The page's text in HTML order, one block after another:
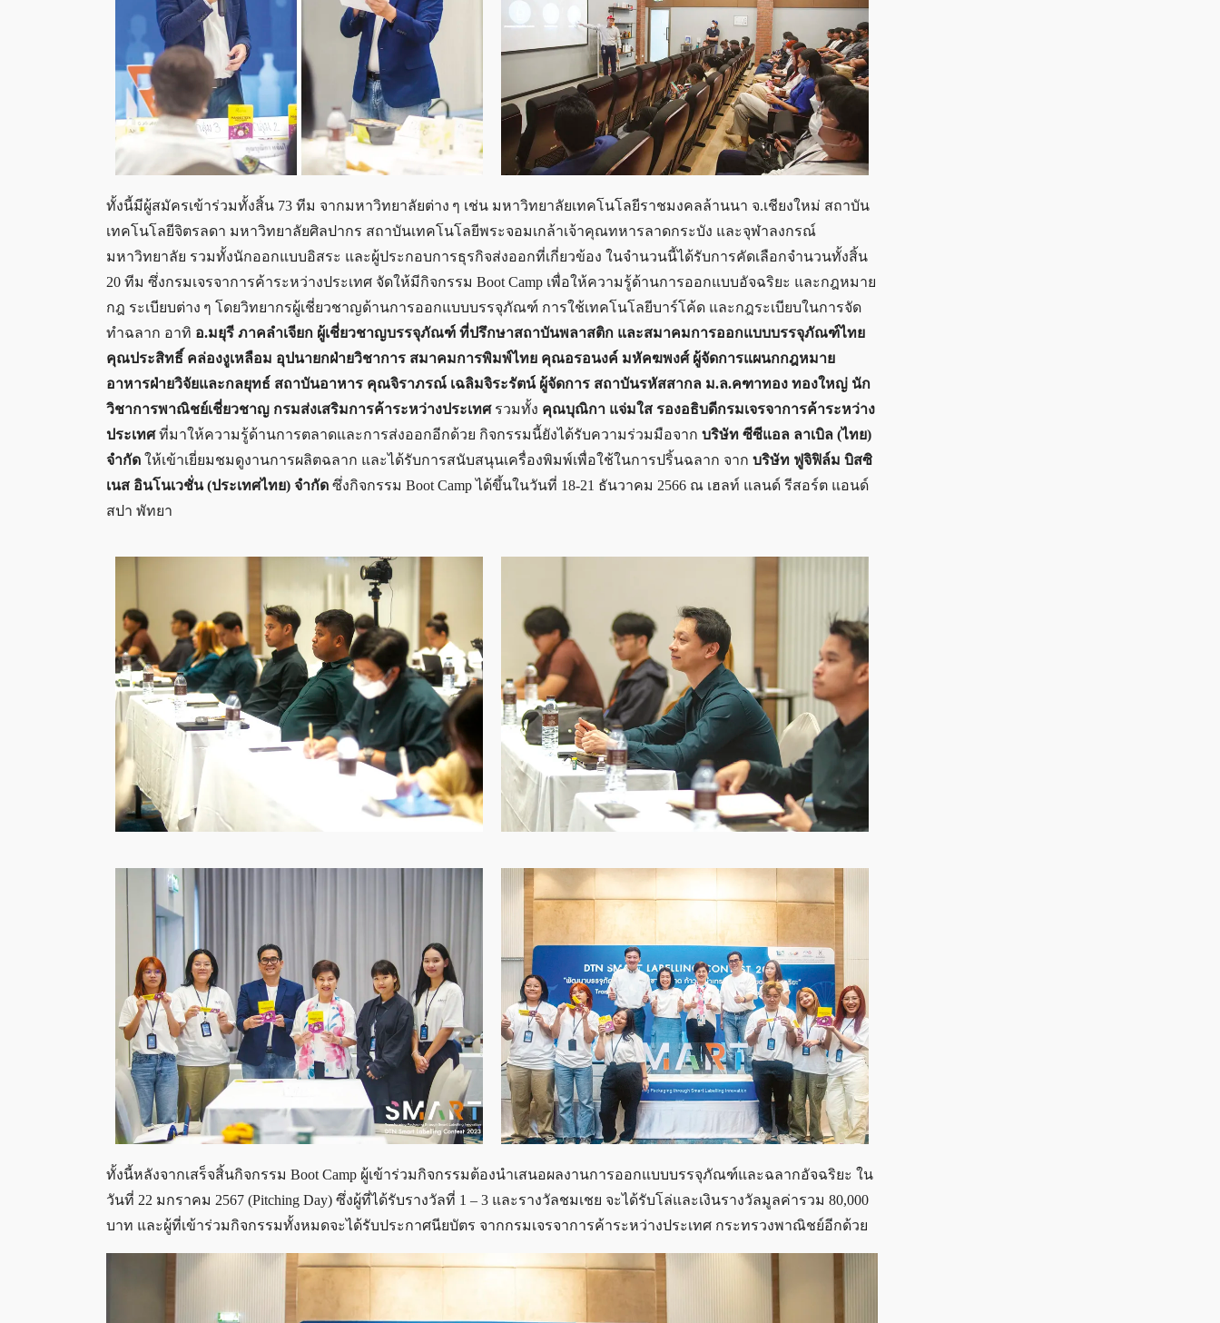
ทั้งนี้มีผู้สมัครเข้าร่วมทั้งสิ้น 73 ทีม จากมหาวิทยาลัยต่าง ๆ เช่น มหาวิทยาลัยเทคโนโลยีราชมงคลล้านนา จ.เชียงใหม่ สถาบัน
เทคโนโลยีจิตรลดา มหาวิทยาลัยศิลปากร สถาบันเทคโนโลยีพระจอมเกล้าเจ้าคุณทหารลาดกระบัง และจุฬาลงกรณ์
มหาวิทยาลัย รวมทั้งนักออกแบบอิสระ และผู้ประกอบการธุรกิจส่งออกที่เกี่ยวข้อง ในจำนวนนี้ได้รับการคัดเลือกจำนวนทั้งสิ้น
20 ทีม ซึ่งกรมเจรจาการค้าระหว่างประเทศ จัดให้มีกิจกรรม Boot Camp เพื่อให้ความรู้ด้านการออกแบบอัจฉริยะ และกฎหมาย
กฎ ระเบียบต่าง ๆ โดยวิทยากรผู้เชี่ยวชาญด้านการออกแบบบรรจุภัณฑ์ การใช้เทคโนโลยีบาร์โค้ด และกฎระเบียบในการจัด
ทำฉลาก อาทิ อ.มยุรี ภาคลำเจียก ผู้เชี่ยวชาญบรรจุภัณฑ์ ที่ปรึกษาสถาบันพลาสติก และสมาคมการออกแบบบรรจุภัณฑ์ไทย
คุณประสิทธิ์ คล่องงูเหลือม อุปนายกฝ่ายวิชาการ สมาคมการพิมพ์ไทย คุณอรอนงค์ มหัคฆพงศ์ ผู้จัดการแผนกกฎหมาย
อาหารฝ่ายวิจัยและกลยุทธ์ สถาบันอาหาร คุณจิราภรณ์ เฉลิมจิระรัตน์ ผู้จัดการ สถาบันรหัสสากล ม.ล.คฑาทอง ทองใหญ่ นัก
วิชาการพาณิชย์เชี่ยวชาญ กรมส่งเสริมการค้าระหว่างประเทศรวมทั้ง คุณบุณิกา แจ่มใส รองอธิบดีกรมเจรจาการค้าระหว่าง
ประเทศที่มาให้ความรู้ด้านการตลาดและการส่งออกอีกด้วย กิจกรรมนี้ยังได้รับความร่วมมือจาก บริษัท ซีซีแอล ลาเบิล (ไทย)
จำกัด ให้เข้าเยี่ยมชมดูงานการผลิตฉลาก และได้รับการสนับสนุนเครื่องพิมพ์เพื่อใช้ในการปริ้นฉลาก จาก บริษัท ฟูจิฟิล์ม บิสซิ
เนส อินโนเวชั่น (ประเทศไทย) จำกัด ซึ่งกิจกรรม Boot Camp ได้ขึ้นในวันที่ 18-21 ธันวาคม 2566 ณ เฮลท์ แลนด์ รีสอร์ต แอนด์
สปา พัทยา
ทั้งนี้หลังจากเสร็จสิ้นกิจกรรม Boot Camp ผู้เข้าร่วมกิจกรรมต้องนำเสนอผลงานการออกแบบบรรจุภัณฑ์และฉลากอัจฉริยะ ใน
วันที่ 22 มกราคม 2567 (Pitching Day) ซึ่งผู้ที่ได้รับรางวัลที่ 1 – 3 และรางวัลชมเชย จะได้รับโล่และเงินรางวัลมูลค่ารวม 80,000
บาท และผู้ที่เข้าร่วมกิจกรรมทั้งหมดจะได้รับประกาศนียบัตร จากกรมเจรจาการค้าระหว่างประเทศ กระทรวงพาณิชย์อีกด้วย